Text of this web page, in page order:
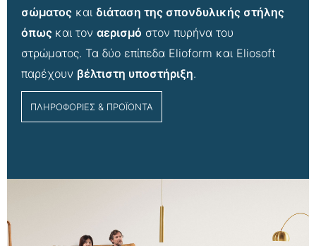
σώματος και διάταση της σπονδυλικής στήλης
όπως και τον αερισμό στον πυρήνα του
στρώματος. Τα δύο επίπεδα Elioform και Eliosoft
παρέχουν βέλτιστη υποστήριξη.
ΠΛΗΡΟΦΟΡΙΕΣ & ΠΡΟΪΟΝΤΑ